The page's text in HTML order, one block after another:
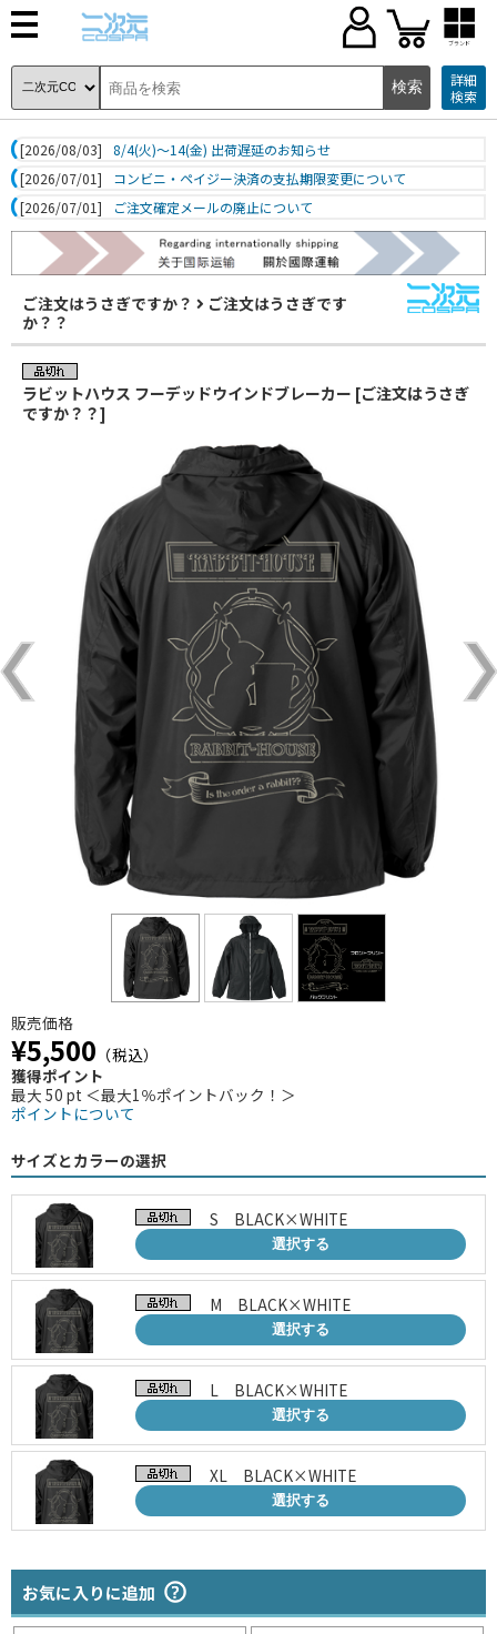
ブランド
詳細
検索
[2026/08/03]
8/4(火)～14(金) 出荷遅延のお知らせ
[2026/07/01]
コンビニ・ペイジー決済の支払期限変更について
[2026/07/01]
ご注文確定メールの廃止について
ご注文はうさぎですか？
ご注文はうさぎです
か？？
ラビットハウス フーデッドウインドブレーカー [ご注文はうさぎ
ですか？？]
販売価格
¥5,500 （税込）
獲得ポイント
最大 50 pt ＜最大1％ポイントバック！＞
ポイントについて
サイズとカラーの選択
S BLACK×WHITE
選択する
M BLACK×WHITE
選択する
L BLACK×WHITE
選択する
XL BLACK×WHITE
選択する
お気に入りに追加